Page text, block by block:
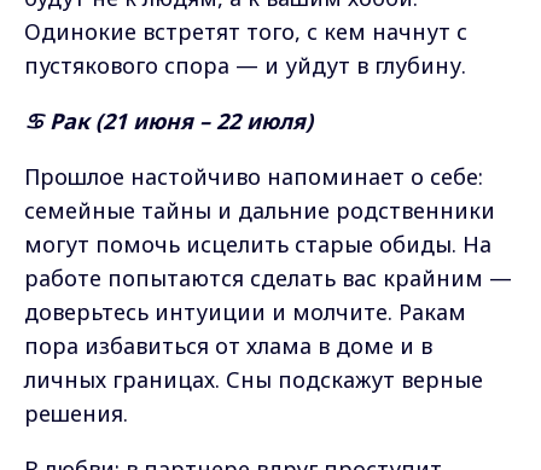
Одинокие встретят того, с кем начнут с
пустякового спора — и уйдут в глубину.
♋ Рак (21 июня – 22 июля)
Прошлое настойчиво напоминает о себе:
семейные тайны и дальние родственники
могут помочь исцелить старые обиды. На
работе попытаются сделать вас крайним —
доверьтесь интуиции и молчите. Ракам
пора избавиться от хлама в доме и в
личных границах. Сны подскажут верные
решения.